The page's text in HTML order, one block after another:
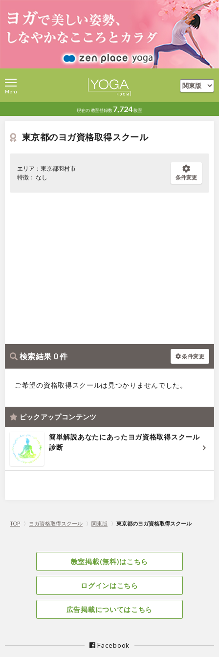
現在の教室登録数 7,724教室
Menu
東京都のヨガ資格取得スクール
エリア：東京都羽村市
特徴： なし
条件変更
検索結果 0 件 条件変更
ご希望の資格取得スクールは見つかりませんでした。
ピックアップコンテンツ
簡単解説あなたにあったヨガ資格取得スクール
診断
TOP 〉 ヨガ資格取得スクール 〉 関東版 〉 東京都のヨガ資格取得スクール
教室掲載(無料)はこちら
ログインはこちら
広告掲載についてはこちら
Facebook